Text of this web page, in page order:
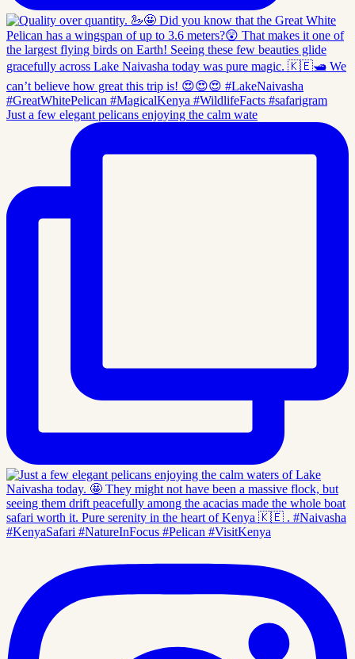
Just a few elegant pelicans enjoying the calm wate